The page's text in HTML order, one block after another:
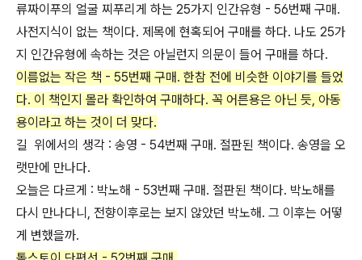
류짜이푸의 얼굴 찌푸리게 하는 25가지 인간유형 - 56번째 구매.
사전지식이 없는 책이다. 제목에 현혹되어 구매를 하다. 나도 25가
지 인간유형에 속하는 것은 아닐런지 의문이 들어 구매를 하다.
이름없는 작은 책 - 55번째 구매. 한참 전에 비슷한 이야기를 들었
다. 이 책인지 몰라 확인하여 구매하다. 꼭 어른용은 아닌 듯, 아동
용이라고 하는 것이 더 맞다.
길 위에서의 생각 : 송영 - 54번째 구매. 절판된 책이다. 송영을 오
랫만에 만나다.
오늘은 다르게 : 박노해 - 53번째 구매. 절판된 책이다. 박노해를
다시 만나다니, 전향이후로는 보지 않았던 박노해. 그 이후는 어떻
게 변했을까.